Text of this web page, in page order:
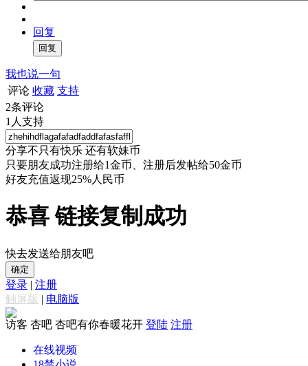
回复
我也说一句
评论 收藏 支持
2条评论
1 人支持
分享不只有快乐 还有软妹币
只要朋友成功注册给1金币、注册后发帖给50金币
好友充值返现25%人民币
恭喜 链接复制成功
快去发送给朋友吧
确定
登录 | 注册
触屏版 | 电脑版
访客 杏吧 杏吧有你春暖花开 登陆 注册
在线视频